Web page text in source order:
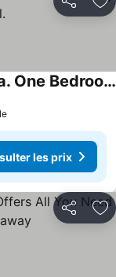
Partager
A Hidden Gem In Palmer Alaska. One Bedroom Getaway W/ Hot Tub And Pool.
les prix
Partager